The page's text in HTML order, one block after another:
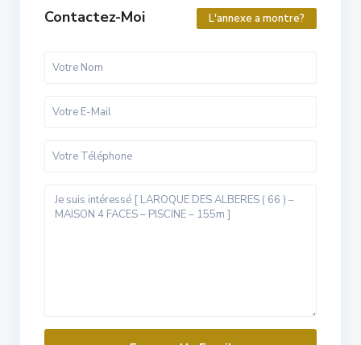
Contactez-Moi L'annexe a montre?